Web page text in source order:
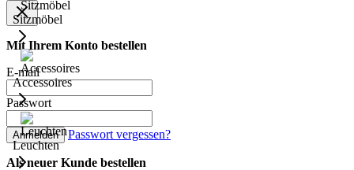
Sitzmöbel
Accessoires
Leuchten
Mit Ihrem Konto bestellen
E-mail
Passwort
Anmelden Passwort vergessen?
Als neuer Kunde bestellen